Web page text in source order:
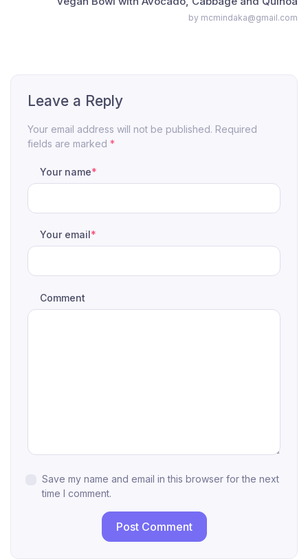
by mcmindaka@gmail.com
Leave a Reply
Your email address will not be published. Required
fields are marked *
Comment
Your name*
Your email*
Save my name and email in this browser for the next
time I comment.
Post Comment